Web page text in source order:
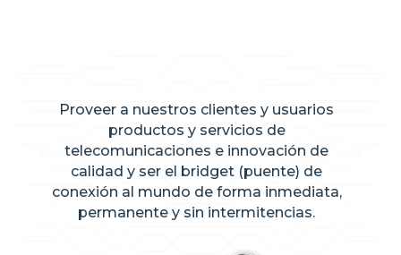
Proveer a nuestros clientes y usuarios
productos y servicios de
telecomunicaciones e innovación de
calidad y ser el bridget (puente) de
conexión al mundo de forma inmediata,
permanente y sin intermitencias.